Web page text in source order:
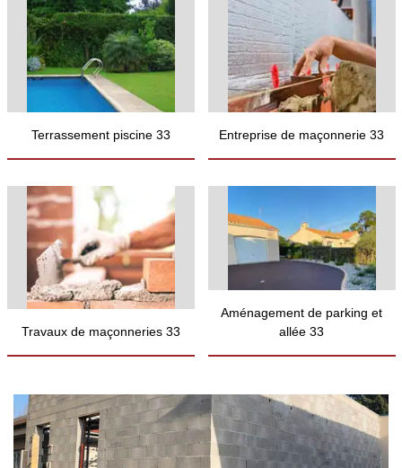
Terrassement piscine 33 Entreprise de maçonnerie 33
Travaux de maçonneries 33
Aménagement de parking et
allée 33